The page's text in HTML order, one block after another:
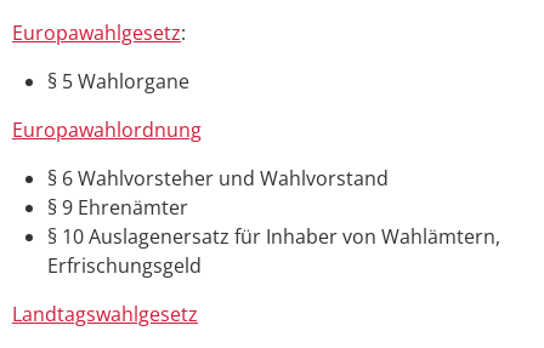
Europawahlgesetz:
§ 5 Wahlorgane
Europawahlordnung
§ 6 Wahlvorsteher und Wahlvorstand
§ 9 Ehrenämter
§ 10 Auslagenersatz für Inhaber von Wahlämtern,
Erfrischungsgeld
Landtagswahlgesetz